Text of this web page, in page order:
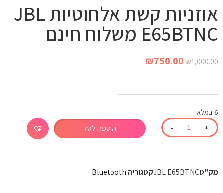
אוזניות קשת אלחוטיות JBL
E65BTNC משלוח חינם
₪1,000.00
₪750.00
6 במלאי
+
- הוספה לסל
מק"ט​JBL E65BTNCקטגוריה Bluetooth